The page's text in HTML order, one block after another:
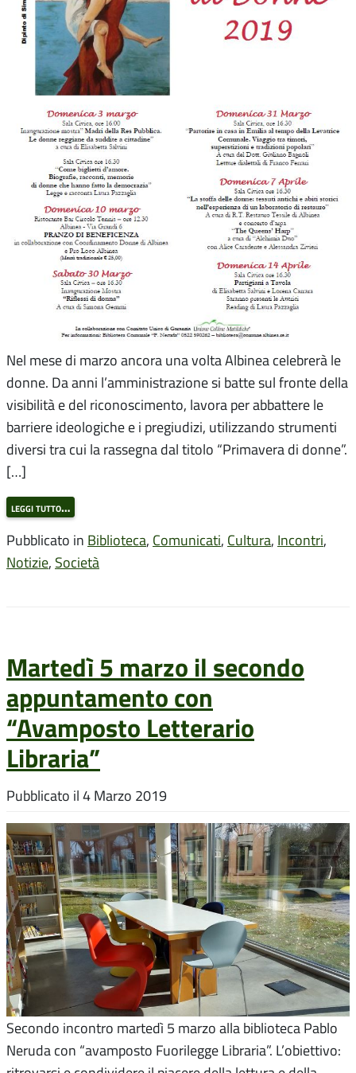
Nel mese di marzo ancora una volta Albinea celebrerà le
donne. Da anni l’amministrazione si batte sul fronte della
visibilità e del riconoscimento, lavora per abbattere le
barriere ideologiche e i pregiudizi, utilizzando strumenti
diversi tra cui la rassegna dal titolo “Primavera di donne”.
[…]
leggi tutto…
Pubblicato in Biblioteca, Comunicati, Cultura, Incontri,
Notizie, Società
Martedì 5 marzo il secondo
appuntamento con
“Avamposto Letterario
Libraria”
Pubblicato il 4 Marzo 2019
Secondo incontro martedì 5 marzo alla biblioteca Pablo
Neruda con “avamposto Fuorilegge Libraria”. L’obiettivo: